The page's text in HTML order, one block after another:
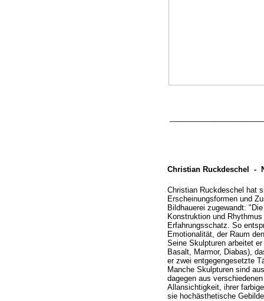
Christian Ruckdeschel -
Christian Ruckdeschel hat
Erscheinungsformen und
Bildhauerei zugewandt:
Konstruktion und
Erfahrungsschatz. So
Emotionalität, der Raum
Seine Skulpturen arbeitet
Basalt, Marmor, Diabas),
er zwei entgegengesetzte
Manche Skulpturen sind
dagegen aus
Allansichtigkeit, ihrer
sie hochästhetische